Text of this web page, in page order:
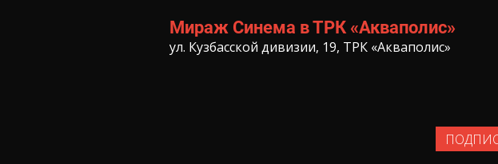
Мираж Синема в ТРК «Акваполис»
ул. Кузбасской дивизии, 19, ТРК «Акваполис»